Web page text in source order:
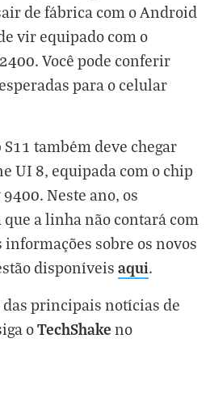
de fábrica com o Android
vir equipado com o
Você pode conferir
para o celular
também deve chegar
UI 8, equipada com o chip
Neste ano, os
a linha não contará com
informações sobre os novos
disponíveis aqui.
principais notícias de
oTechShake no